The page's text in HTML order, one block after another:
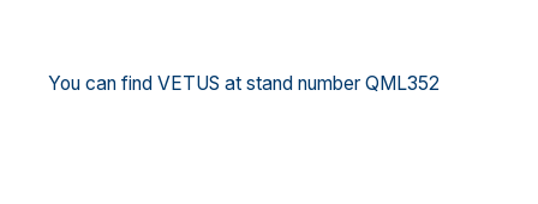
You can find VETUS at stand number QML352